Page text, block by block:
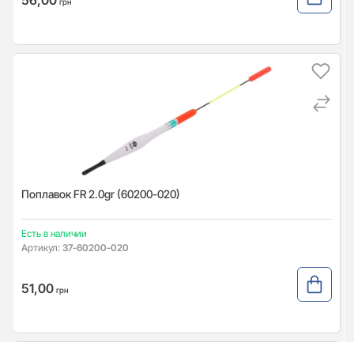
Поплавок FR 2.0gr (60200-020)
Есть в наличии
Артикул: 37-60200-020
51,00 грн